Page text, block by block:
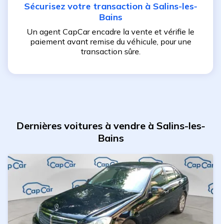
Sécurisez votre transaction à Salins-les-
Bains
Un agent CapCar encadre la vente et vérifie le
paiement avant remise du véhicule, pour une
transaction sûre.
Dernières voitures à vendre à Salins-les-
Bains